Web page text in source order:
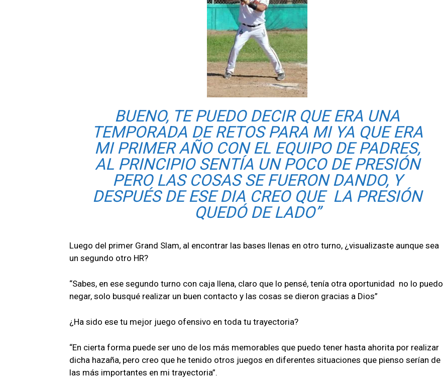
BUENO, TE PUEDO DECIR QUE ERA UNA
TEMPORADA DE RETOS PARA MI YA QUE ERA
MI PRIMER AÑO CON EL EQUIPO DE PADRES,
AL PRINCIPIO SENTÍA UN POCO DE PRESIÓN
PERO LAS COSAS SE FUERON DANDO, Y
DESPUÉS DE ESE DIA CREO QUE LA PRESIÓN
QUEDÓ DE LADO”
Luego del primer Grand Slam, al encontrar las bases llenas en otro turno, ¿visualizaste aunque sea
un segundo otro HR?
“Sabes, en ese segundo turno con caja llena, claro que lo pensé, tenía otra oportunidad no lo puedo
negar, solo busqué realizar un buen contacto y las cosas se dieron gracias a Dios”
¿Ha sido ese tu mejor juego ofensivo en toda tu trayectoria?
“En cierta forma puede ser uno de los más memorables que puedo tener hasta ahorita por realizar
dicha hazaña, pero creo que he tenido otros juegos en diferentes situaciones que pienso serían de
las más importantes en mi trayectoria”.